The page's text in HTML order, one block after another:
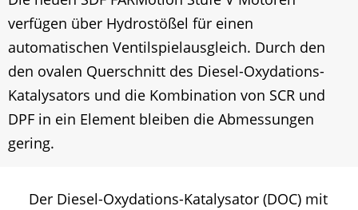
verfügen über Hydrostößel für einen
automatischen Ventilspielausgleich. Durch den
den ovalen Querschnitt des Diesel-Oxydations-
Katalysators und die Kombination von SCR und
DPF in ein Element bleiben die Abmessungen
gering.
Der Diesel-Oxydations-Katalysator (DOC) mit